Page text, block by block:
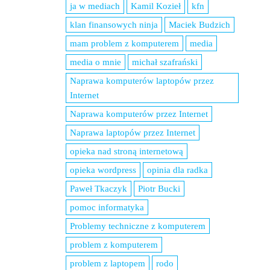
ja w mediach
Kamil Kozieł
kfn
klan finansowych ninja
Maciek Budzich
mam problem z komputerem
media
media o mnie
michał szafrański
Naprawa komputerów laptopów przez
Internet
Naprawa komputerów przez Internet
Naprawa laptopów przez Internet
opieka nad stroną internetową
opieka wordpress
opinia dla radka
Paweł Tkaczyk
Piotr Bucki
pomoc informatyka
Problemy techniczne z komputerem
problem z komputerem
problem z laptopem
rodo